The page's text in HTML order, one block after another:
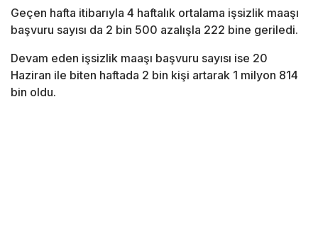
Geçen hafta itibarıyla 4 haftalık ortalama işsizlik maaşı
başvuru sayısı da 2 bin 500 azalışla 222 bine geriledi.
Devam eden işsizlik maaşı başvuru sayısı ise 20
Haziran ile biten haftada 2 bin kişi artarak 1 milyon 814
bin oldu.